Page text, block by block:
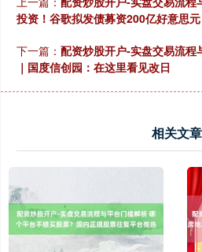
投资！谷歌拟发债募资200亿好意思
下一篇： 配资炒股开户-实盘交易流
｜国度信创园：在这里看见改日
相关文章